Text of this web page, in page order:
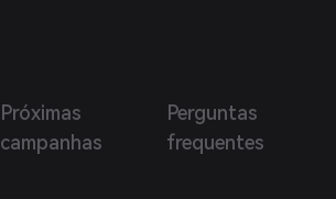
Próximas
campanhas
Perguntas
frequentes